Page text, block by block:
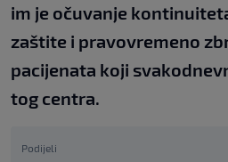
im je očuvanje
zaštite i pravovremeno
pacijenata koji
tog centra.
Podijeli